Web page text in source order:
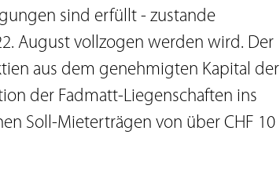
sind erfüllt - zustande
August vollzogen werden wird. Der
aus dem genehmigten Kapital der
der Fadmatt-Liegenschaften ins
Soll-Mieterträgen von über CHF 10